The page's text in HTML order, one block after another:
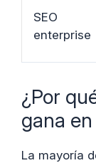
SEO
enterprise
¿Por
gana
La mayoría